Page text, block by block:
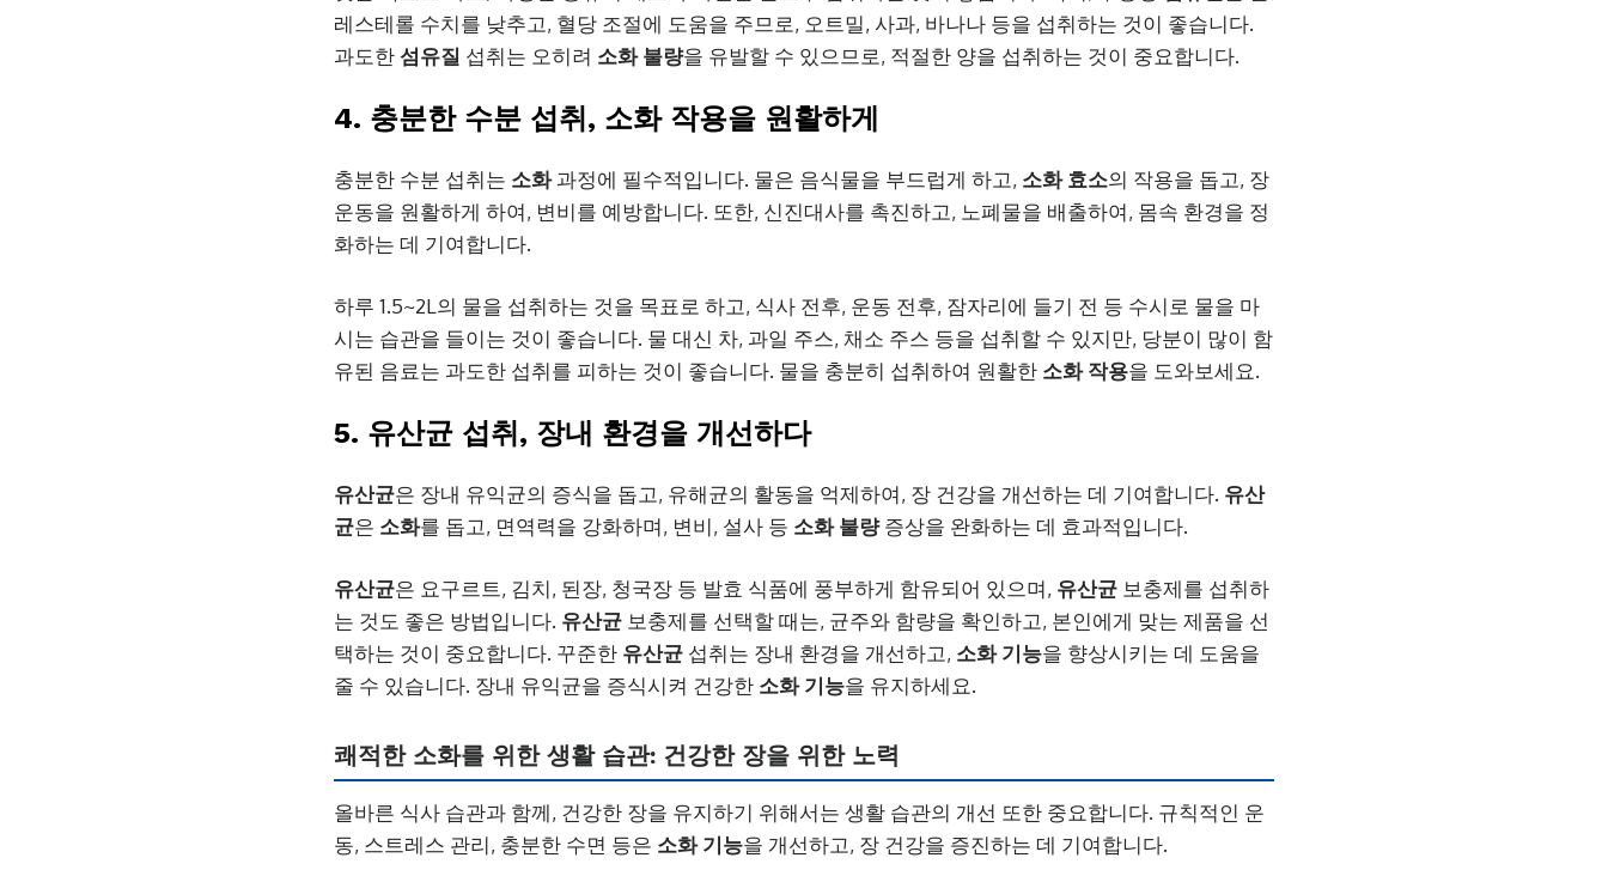
레스테롤 수치를 낮추고, 혈당 조절에 도움을 주므로, 오트밀, 사과, 바나나 등을 섭취하는 것이 좋습니다.
과도한섬유질 섭취는 오히려 소화 불량을 유발할 수 있으므로, 적절한 양을 섭취하는 것이 중요합니다.
4. 충분한 수분 섭취, 소화 작용을 원활하게
충분한 수분 섭취는 소화과정에 필수적입니다. 물은 음식물을 부드럽게 하고, 소화 효소의 작용을 돕고, 장
운동을 원활하게 하여, 변비를 예방합니다. 또한, 신진대사를 촉진하고, 노폐물을 배출하여, 몸속 환경을 정
화하는 데 기여합니다.
하루 1.5~2L의 물을 섭취하는 것을 목표로 하고, 식사 전후, 운동 전후, 잠자리에 들기 전 등 수시로 물을 마
시는 습관을 들이는 것이 좋습니다. 물 대신 차, 과일 주스, 채소 주스 등을 섭취할 수 있지만, 당분이 많이 함
유된 음료는 과도한 섭취를 피하는 것이 좋습니다. 물을 충분히 섭취하여 원활한 소화 작용을 도와보세요.
5. 유산균 섭취, 장내 환경을 개선하다
유산균은 장내 유익균의 증식을 돕고, 유해균의 활동을 억제하여, 장 건강을 개선하는 데 기여합니다. 유산
균은 소화를 돕고, 면역력을 강화하며, 변비, 설사 등 소화 불량증상을 완화하는 데 효과적입니다.
유산균은 요구르트, 김치, 된장, 청국장 등 발효 식품에 풍부하게 함유되어 있으며, 유산균 보충제를 섭취하
는 것도 좋은 방법입니다. 유산균 보충제를 선택할 때는, 균주와 함량을 확인하고, 본인에게 맞는 제품을 선
택하는 것이 중요합니다. 꾸준한 유산균 섭취는 장내 환경을 개선하고, 소화 기능을 향상시키는 데 도움을
줄 수 있습니다. 장내 유익균을 증식시켜 건강한 소화 기능을 유지하세요.
쾌적한 소화를 위한 생활 습관: 건강한 장을 위한 노력
올바른 식사 습관과 함께, 건강한 장을 유지하기 위해서는 생활 습관의 개선 또한 중요합니다. 규칙적인 운
동, 스트레스 관리, 충분한 수면 등은 소화 기능을 개선하고, 장 건강을 증진하는 데 기여합니다.